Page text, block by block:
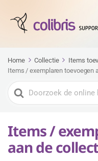
Home Collectie
Items
Items / exemplaren toevoegen
Zoeken
naar
Items /
aan de